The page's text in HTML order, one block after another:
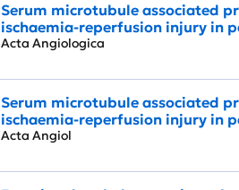
Serum microtubule associated
ischaemia-reperfusion injury in
Acta Angiologica
Serum microtubule associated
ischaemia-reperfusion injury in
Acta Angiol